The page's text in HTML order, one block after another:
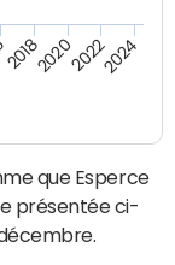
2018202020222024
que Esperce
présentée ci-